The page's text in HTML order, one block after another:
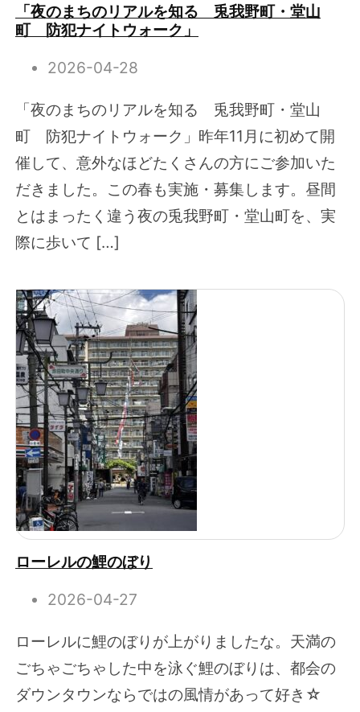
「夜のまちのリアルを知る 兎我野町・堂山
町 防犯ナイトウォーク」
2026-04-28
「夜のまちのリアルを知る 兎我野町・堂山
町 防犯ナイトウォーク」昨年11月に初めて開
催して、意外なほどたくさんの方にご参加いた
だきました。この春も実施・募集します。昼間
とはまったく違う夜の兎我野町・堂山町を、実
際に歩いて […]
ローレルの鯉のぼり
2026-04-27
ローレルに鯉のぼりが上がりましたな。天満の
ごちゃごちゃした中を泳ぐ鯉のぼりは、都会の
ダウンタウンならではの風情があって好き☆